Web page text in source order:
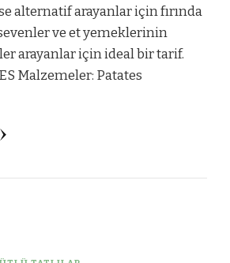
alternatif arayanlar için fırında
ve et yemeklerinin
arayanlar için ideal bir tarif.
Malzemeler: Patates